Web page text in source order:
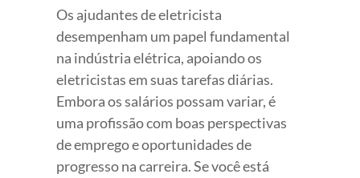
Os ajudantes de eletricista
desempenham um papel fundamental
na indústria elétrica, apoiando os
eletricistas em suas tarefas diárias.
Embora os salários possam variar, é
uma profissão com boas perspectivas
de emprego e oportunidades de
progresso na carreira. Se você está